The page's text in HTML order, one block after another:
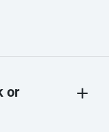
or